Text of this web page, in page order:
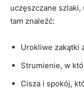
uczęszczane⁣
tam ‍znaleźć:
Urokliwe ‍zakątki
Strumienie, w
Cisza⁤ i spokój,